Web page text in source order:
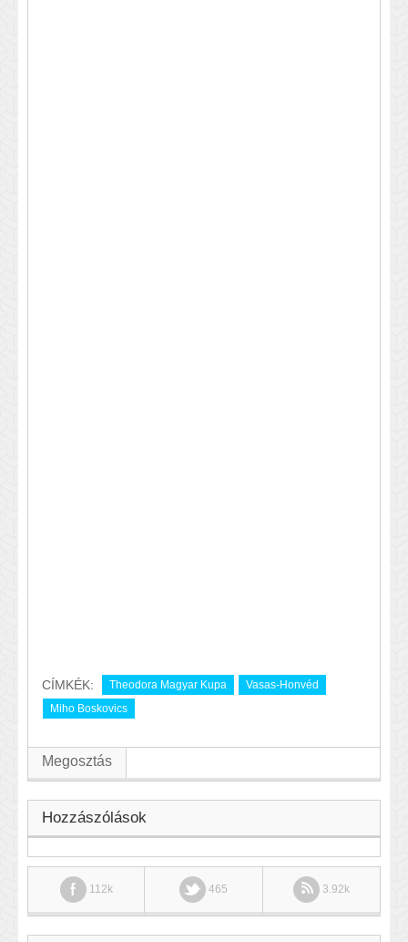
CÍMKÉK: Theodora Magyar Kupa
Vasas-Honvéd
Miho Boskovics
Megosztás
Hozzászólások
112k 465 3.92k